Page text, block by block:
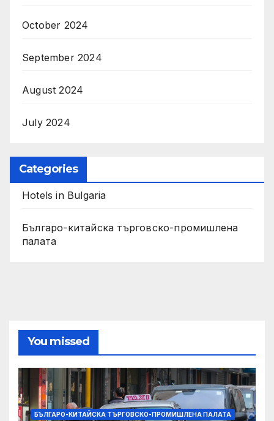
October 2024
September 2024
August 2024
July 2024
Categories
Hotels in Bulgaria
Българо-китайска търговско-промишлена
палата
You missed
БЪЛГАРО-КИТАЙСКА ТЪРГОВСКО-ПРОМИШЛЕНА ПАЛАТА